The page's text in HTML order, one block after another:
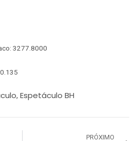
3277.8000
, Espetáculo BH
PRÓXIMO